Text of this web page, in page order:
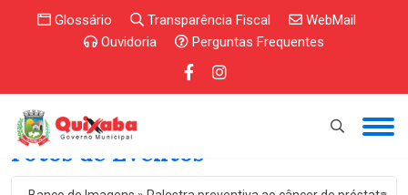
Glossário Transparência Fiscal
WebMail
Ouvidoria
Perguntas Frequentes
Fotos de Eventos